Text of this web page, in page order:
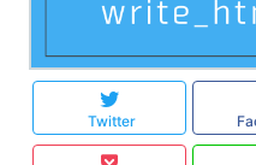
Twitter